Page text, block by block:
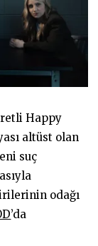
Happy
altüst olan
suç
odağı
’da